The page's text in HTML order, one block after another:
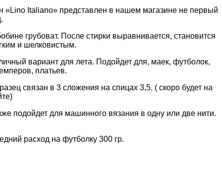
«Lino Italiano» представлен в нашем магазине не первый
грубоват. После стирки выравнивается, становится
и шелковистым.
вариант для лета. Подойдет для, маек, футболок,
платьев.
связан в 3 сложения на спицах 3,5. ( скоро будет на
подойдет для машинного вязания в одну или две нити.
расход на футболку 300 гр.